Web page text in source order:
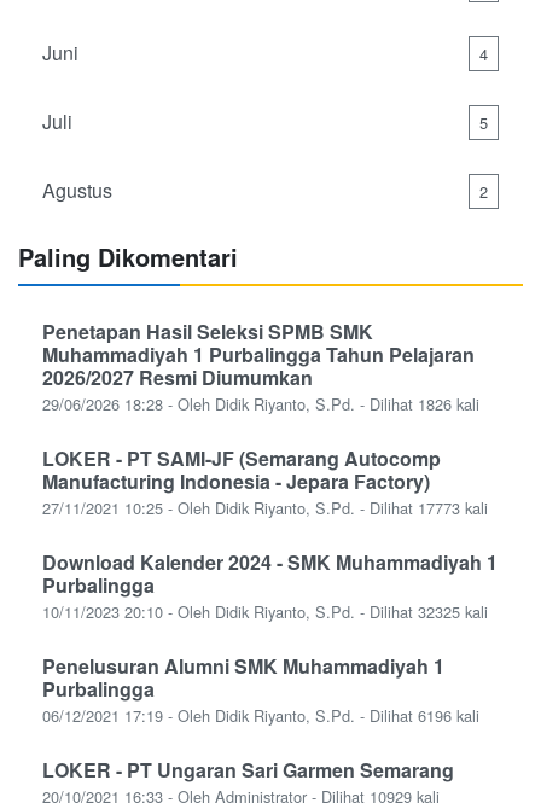
Juni 4
Juli 5
Agustus 2
Paling Dikomentari
Penetapan Hasil Seleksi SPMB SMK
Muhammadiyah 1 Purbalingga Tahun Pelajaran
2026/2027 Resmi Diumumkan
29/06/2026 18:28 - Oleh Didik Riyanto, S.Pd. - Dilihat 1826 kali
LOKER - PT SAMI-JF (Semarang Autocomp
Manufacturing Indonesia - Jepara Factory)
27/11/2021 10:25 - Oleh Didik Riyanto, S.Pd. - Dilihat 17773 kali
Download Kalender 2024 - SMK Muhammadiyah 1
Purbalingga
10/11/2023 20:10 - Oleh Didik Riyanto, S.Pd. - Dilihat 32325 kali
Penelusuran Alumni SMK Muhammadiyah 1
Purbalingga
06/12/2021 17:19 - Oleh Didik Riyanto, S.Pd. - Dilihat 6196 kali
LOKER - PT Ungaran Sari Garmen Semarang
20/10/2021 16:33 - Oleh Administrator - Dilihat 10929 kali